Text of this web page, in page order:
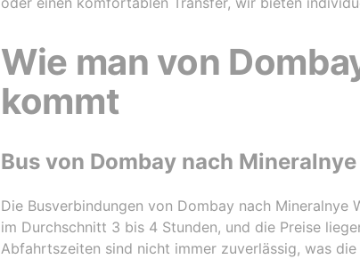
Wie man von
kommt
Bus von Dombay nach
Die Busverbindungen von Dombay nach
im Durchschnitt 3 bis 4 Stunden, und die Preise
Abfahrtszeiten sind nicht immer zuverlässig, was